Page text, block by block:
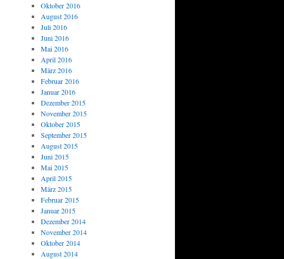
Oktober 2016
August 2016
Juli 2016
Juni 2016
Mai 2016
April 2016
März 2016
Februar 2016
Januar 2016
Dezember 2015
November 2015
Oktober 2015
September 2015
August 2015
Juni 2015
Mai 2015
April 2015
März 2015
Februar 2015
Januar 2015
Dezember 2014
November 2014
Oktober 2014
August 2014